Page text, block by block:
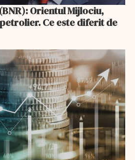
Orientul Mijlociu,
petrolier. Ce este diferit de